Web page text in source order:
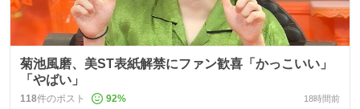
菊池風磨、美ST表紙解禁にファン歓喜「かっこいい」
「やばい」
118件のポスト 92% 18時間前